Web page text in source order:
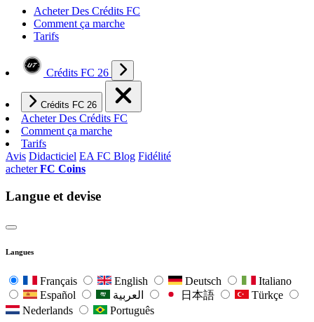
Acheter Des Crédits FC
Comment ça marche
Tarifs
Crédits FC 26
Crédits FC 26
Acheter Des Crédits FC
Comment ça marche
Tarifs
Avis Didacticiel EA FC Blog Fidélité
acheterFC Coins
Langue et devise
Langues
Français English Deutsch
Italiano
Español
日本語
Türkçe
Nederlands
Português